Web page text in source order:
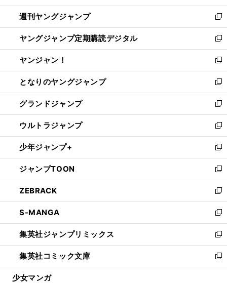
開
く
ウ
で
開
く
ン
ド
ウ
で
開
く
ウ
ィ
ン
ド
ウ
で
開
く
週刊ヤングジャンプ
新
し
い
ウ
ィ
ン
ド
ウ
で
開
く
ヤングジャンプ定期購読デジタル
新
し
い
ウ
ィ
ン
ド
ウ
で
開
く
ヤンジャン！
新
し
い
ウ
ィ
ン
ド
ウ
で
開
く
となりのヤングジャンプ
新
し
い
ウ
ィ
ン
ド
ウ
で
開
く
グランドジャンプ
新
し
い
ウ
ィ
ン
ド
ウ
で
開
く
ウルトラジャンプ
新
し
い
ウ
ィ
ン
ド
ウ
で
開
く
少年ジャンプ+
新
し
い
ウ
ィ
ン
ド
ウ
で
開
く
ジャンプTOON
新
し
い
ウ
ィ
ン
ド
ウ
で
開
ZEBRACK
新
し
い
ウ
ィ
ン
ド
ウ
S-MANGA
新
し
い
ウ
ィ
ン
集英社ジャンプリミックス
新
し
い
ウ
集英社コミック文庫
新
し
少女マンガ